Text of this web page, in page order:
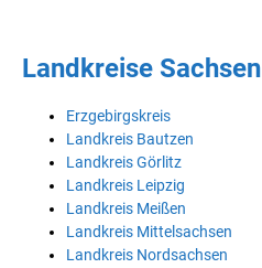
Landkreise Sachsen
Erzgebirgskreis
Landkreis Bautzen
Landkreis Görlitz
Landkreis Leipzig
Landkreis Meißen
Landkreis Mittelsachsen
Landkreis Nordsachsen